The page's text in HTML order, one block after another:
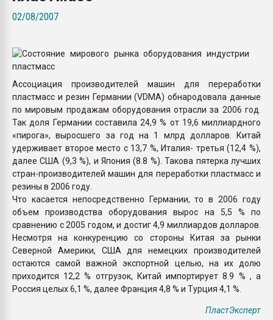
ПЕРЕЙТИ НА
02/08/2007
Ассоциация производителей машин для переработки
пластмасс и резин Германии (VDMA) обнародовала данные
по мировым продажам оборудования отрасли за 2006 год.
Так доля Германии составила 24,9 % от 19,6 миллиардного
«пирога», выросшего за год на 1 млрд долларов. Китай
удерживает второе место с 13,7 %, Италия- третья (12,4 %),
далее США (9,3 %), и Япония (8.8 %). Такова пятерка лучших
стран-производителей машин для переработки пластмасс и
резины в 2006 году.
Что касается непосредственно Германии, то в 2006 году
объем производства оборудования вырос на 5,5 % по
сравнению с 2005 годом, и достиг 4,9 миллиардов долларов.
Несмотря на конкуренцию со стороны Китая за рынки
Северной Америки, США для немецких производителей
остаются самой важной экспортной целью, на их долю
приходится 12,2 % отгрузок, Китай импортирует 8.9 % , а
Россия целых 6,1 %, далее Франция 4,8 % и Турция 4,1 %.
ПластЭксперт